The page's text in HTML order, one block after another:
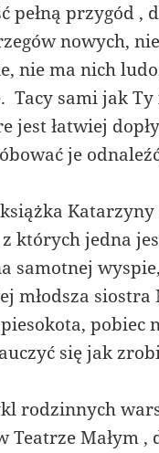
pełną przygód ,
nowych,
nie ma nich
sami jak Ty
jest łatwiej
je
Katarzyny
których jedna
samotnej
młodsza
pobiec
się jak
rodzinnych
Teatrze Małym